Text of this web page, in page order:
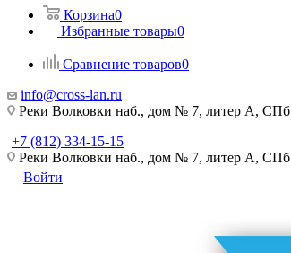
Корзина0
Избранные товары0
Сравнение товаров0
info@cross-lan.ru
Реки Волковки наб., дом № 7, литер А, СПб
+7 (812) 334-15-15
Реки Волковки наб., дом № 7, литер А, СПб
Войти